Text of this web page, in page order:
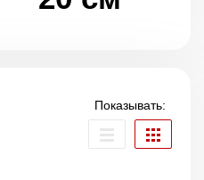
Показывать: